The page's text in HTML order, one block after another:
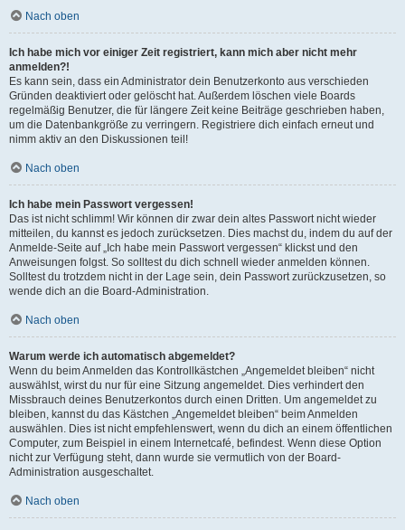
Nach oben
Ich habe mich vor einiger Zeit registriert, kann mich aber nicht mehr
anmelden?!
Es kann sein, dass ein Administrator dein Benutzerkonto aus verschieden
Gründen deaktiviert oder gelöscht hat. Außerdem löschen viele Boards
regelmäßig Benutzer, die für längere Zeit keine Beiträge geschrieben haben,
um die Datenbankgröße zu verringern. Registriere dich einfach erneut und
nimm aktiv an den Diskussionen teil!
Nach oben
Ich habe mein Passwort vergessen!
Das ist nicht schlimm! Wir können dir zwar dein altes Passwort nicht wieder
mitteilen, du kannst es jedoch zurücksetzen. Dies machst du, indem du auf der
Anmelde-Seite auf „Ich habe mein Passwort vergessen“ klickst und den
Anweisungen folgst. So solltest du dich schnell wieder anmelden können.
Solltest du trotzdem nicht in der Lage sein, dein Passwort zurückzusetzen, so
wende dich an die Board-Administration.
Nach oben
Warum werde ich automatisch abgemeldet?
Wenn du beim Anmelden das Kontrollkästchen „Angemeldet bleiben“ nicht
auswählst, wirst du nur für eine Sitzung angemeldet. Dies verhindert den
Missbrauch deines Benutzerkontos durch einen Dritten. Um angemeldet zu
bleiben, kannst du das Kästchen „Angemeldet bleiben“ beim Anmelden
auswählen. Dies ist nicht empfehlenswert, wenn du dich an einem öffentlichen
Computer, zum Beispiel in einem Internetcafé, befindest. Wenn diese Option
nicht zur Verfügung steht, dann wurde sie vermutlich von der Board-
Administration ausgeschaltet.
Nach oben